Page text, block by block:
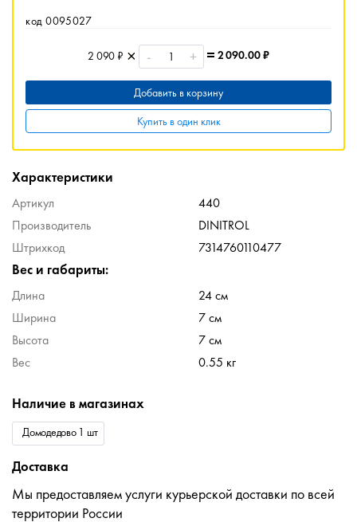
код 0095027
2 090 ₽ - + 2 090.00₽
Добавить в корзину
Купить в один клик
Характеристики
Артикул
440
Производитель
DINITROL
Штрихкод
7314760110477
Вес и габариты:
Длина
24 см
Ширина
7 см
Высота
7 см
Вес
0.55 кг
Наличие в магазинах
Домодедово 1 шт
Доставка
Мы предоставляем услуги курьерской доставки по всей
территории России